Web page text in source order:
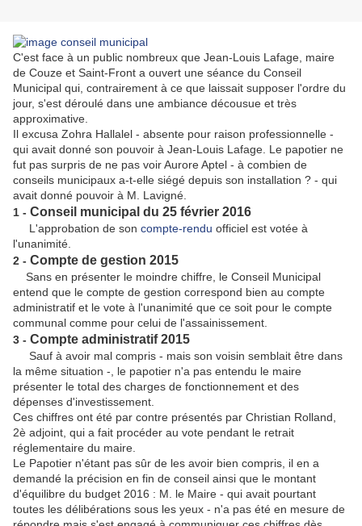
C'est face à un public nombreux que Jean-Louis Lafage, maire
de Couze et Saint-Front a ouvert une séance du Conseil
Municipal qui, contrairement à ce que laissait supposer l'ordre du
jour, s'est déroulé dans une ambiance décousue et très
approximative.
Il excusa Zohra Hallalel - absente pour raison professionnelle -
qui avait donné son pouvoir à Jean-Louis Lafage. Le papotier ne
fut pas surpris de ne pas voir Aurore Aptel - à combien de
conseils municipaux a-t-elle siégé depuis son installation ? - qui
avait donné pouvoir à M. Lavigné.
1 - Conseil municipal du 25 février 2016
L'approbation de son compte-rendu officiel est votée à
l'unanimité.
2 - Compte de gestion 2015
Sans en présenter le moindre chiffre, le Conseil Municipal
entend que le compte de gestion correspond bien au compte
administratif et le vote à l'unanimité que ce soit pour le compte
communal comme pour celui de l'assainissement.
3 - Compte administratif 2015
Sauf à avoir mal compris - mais son voisin semblait être dans
la même situation -, le papotier n'a pas entendu le maire
présenter le total des charges de fonctionnement et des
dépenses d'investissement.
Ces chiffres ont été par contre présentés par Christian Rolland,
2è adjoint, qui a fait procéder au vote pendant le retrait
réglementaire du maire.
Le Papotier n'étant pas sûr de les avoir bien compris, il en a
demandé la précision en fin de conseil ainsi que le montant
d'équilibre du budget 2016 : M. le Maire - qui avait pourtant
toutes les délibérations sous les yeux - n'a pas été en mesure de